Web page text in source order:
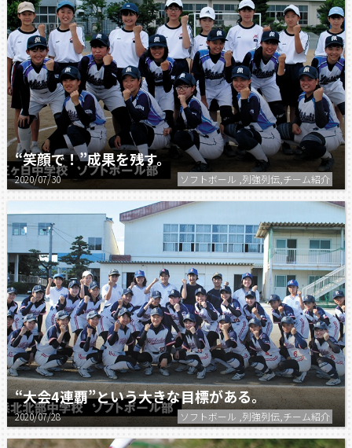
“笑顔で！”成果を残す。
2020/07/30 ソフトボール ,列強列伝,チーム紹介
“大会4連覇”という大きな目標がある。
2020/07/28 ソフトボール ,列強列伝,チーム紹介